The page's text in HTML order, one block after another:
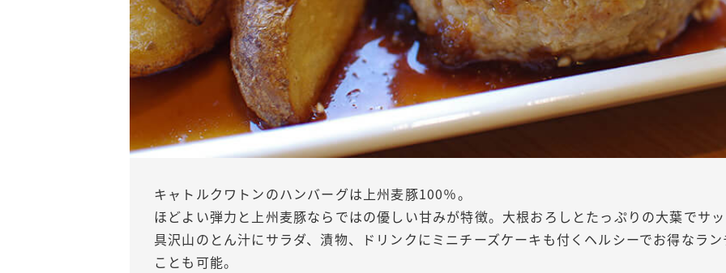
キャトルクワトンのハンバーグは上州麦豚100％。
ほどよい弾力と上州麦豚ならではの優しい甘みが特徴。大根おろしとたっぷりの大葉でサ
具沢山のとん汁にサラダ、漬物、ドリンクにミニチーズケーキも付くヘルシーでお得なラ
ことも可能。